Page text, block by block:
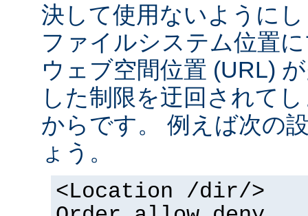
決して使用ないように
ファイルシステム位置
ウェブ空間位置 (URL)
した制限を迂回されて
からです。 例えば次の
ょう。
<Location /dir/>